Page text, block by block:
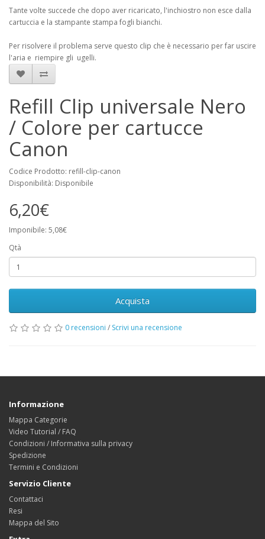
Tante volte succede che dopo aver ricaricato, l'inchiostro non esce dalla
cartuccia e la stampante stampa fogli bianchi.
Per risolvere il problema serve questo clip che è necessario per far uscire
l'aria e riempire gli ugelli.
Refill Clip universale Nero
/ Colore per cartucce
Canon
Codice Prodotto: refill-clip-canon
Disponibilità: Disponibile
6,20€
Imponibile: 5,08€
Qtà
Acquista
0 recensioni / Scrivi una recensione
Informazione
Mappa Categorie
Video Tutorial / FAQ
Condizioni / Informativa sulla privacy
Spedizione
Termini e Condizioni
Servizio Cliente
Contattaci
Resi
Mappa del Sito